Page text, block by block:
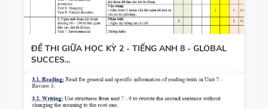
ĐỀ THI GIỮA HỌC KỲ 2 - TIẾNG ANH 8 - GLOBAL
SUCCES...